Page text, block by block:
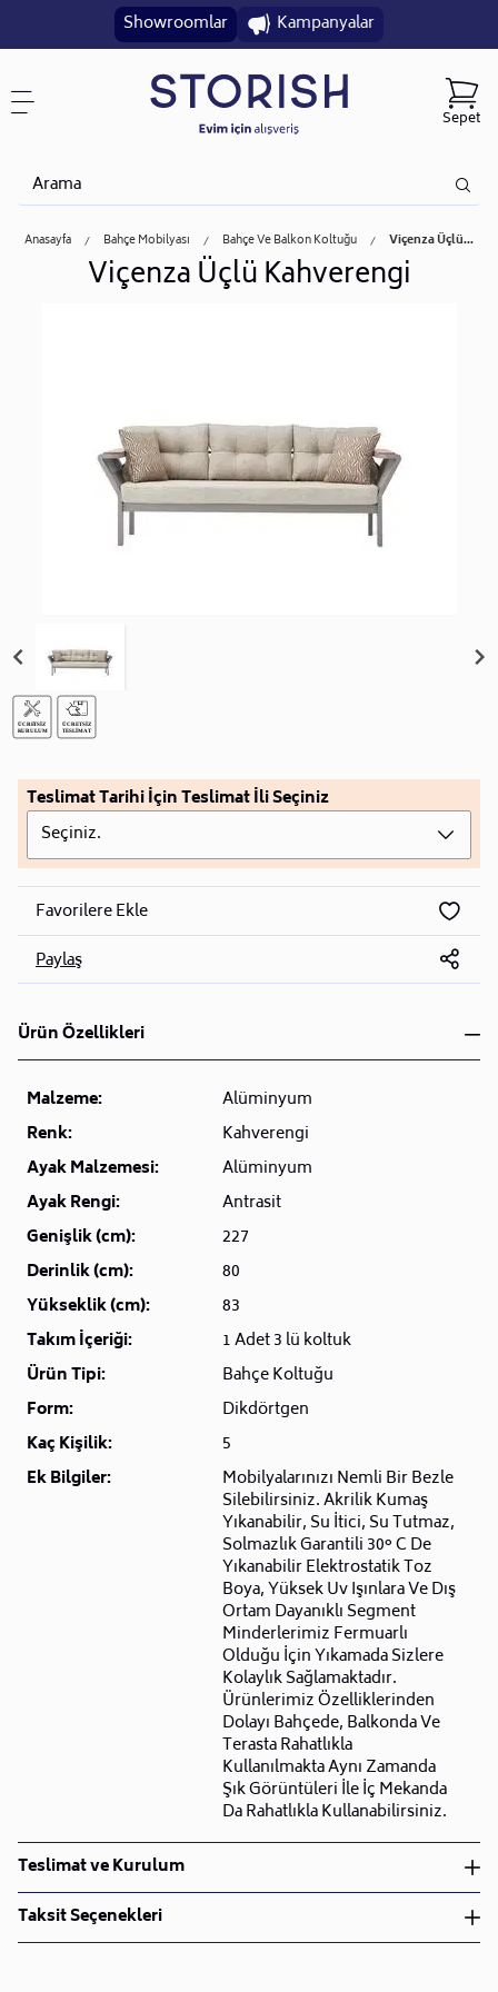
Showroomlar Kampanyalar
Sepet
Anasayfa Bahçe Mobilyası Bahçe Ve Balkon Koltuğu Viçenza Üçlü...
Viçenza Üçlü Kahverengi
Teslimat Tarihi İçin Teslimat İli Seçiniz
Seçiniz.
Favorilere Ekle
Paylaş
Ürün Özellikleri
Malzeme:
Alüminyum
Renk:
Kahverengi
Ayak Malzemesi:
Alüminyum
Ayak Rengi:
Antrasit
Genişlik (cm):
227
Derinlik (cm):
80
Yükseklik (cm):
83
Takım İçeriği:
1 Adet 3 lü koltuk
Ürün Tipi:
Bahçe Koltuğu
Form:
Dikdörtgen
Kaç Kişilik:
5
Ek Bilgiler:
Mobilyalarınızı Nemli Bir Bezle
Silebilirsiniz. Akrilik Kumaş
Yıkanabilir, Su İtici, Su Tutmaz,
Solmazlık Garantili 30° C De
Yıkanabilir Elektrostatik Toz
Boya, Yüksek Uv Işınlara Ve Dış
Ortam Dayanıklı Segment
Minderlerimiz Fermuarlı
Olduğu İçin Yıkamada Sizlere
Kolaylık Sağlamaktadır.
Ürünlerimiz Özelliklerinden
Dolayı Bahçede, Balkonda Ve
Terasta Rahatlıkla
Kullanılmakta Aynı Zamanda
Şık Görüntüleri İle İç Mekanda
Da Rahatlıkla Kullanabilirsiniz.
Teslimat ve Kurulum
Teslimat ve Kurulum
• Siparişlerinizi aldıktan sonra en kısa sürede işleme
Taksit Seçenekleri